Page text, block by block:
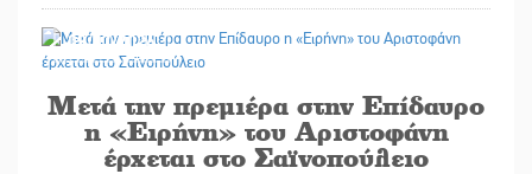
03/07/2026
Μετά την πρεμιέρα στην Επίδαυρο
η «Ειρήνη» του Αριστοφάνη
έρχεται στο Σαϊνοπούλειο